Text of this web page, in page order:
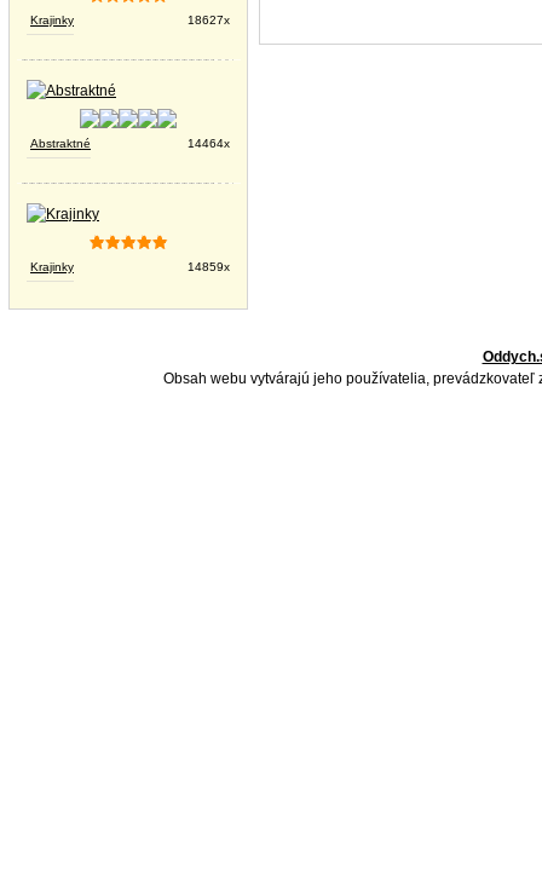
Krajinky 18627x
Abstraktné 14464x
Krajinky 14859x
Obsah webu vytvárajú jeho používatelia,